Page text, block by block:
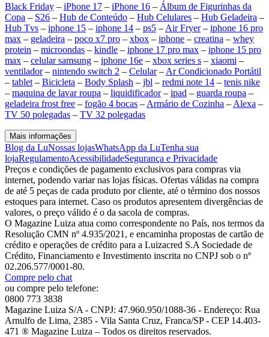
Black Friday – iPhone 17 – iPhone 16 – Álbum de Figurinhas da
Copa – S26 – Hub de Conteúdo – Hub Celulares – Hub Geladeira –
Hub Tvs – iphone 15 – iphone 14 – ps5 – Air Fryer– iphone 16 pro
max – geladeira – poco x7 pro – xbox – iphone – creatina – whey
protein – microondas – kindle – iphone 17 pro max – iphone 15 pro
max – celular samsung – iphone 16e – xbox series s – xiaomi –
ventilador– nintendo switch 2 – Celular– Ar Condicionado Portátil
– tablet – Bicicleta – Body Splash – jbl – redmi note 14 – tenis nike
– maquina de lavar roupa – liquidificador– ipad – guarda roupa –
geladeira frost free – fogão 4 bocas – Armário de Cozinha – Alexa –
TV 50 polegadas – TV 32 polegadas
Mais informações
Blog da LuNossas lojasWhatsApp da LuTenha sua
lojaRegulamentoAcessibilidadeSegurança e Privacidade
Preços e condições de pagamento exclusivos para compras via
internet, podendo variar nas lojas físicas. Ofertas válidas na compra
de até 5 peças de cada produto por cliente, até o término dos nossos
estoques para internet. Caso os produtos apresentem divergências de
valores, o preço válido é o da sacola de compras.
O Magazine Luiza atua como correspondente no País, nos termos da
Resolução CMN nº 4.935/2021, e encaminha propostas de cartão de
crédito e operações de crédito para a Luizacred S.A Sociedade de
Crédito, Financiamento e Investimento inscrita no CNPJ sob o nº
02.206.577/0001-80.
Compre pelo chat
ou compre pelo telefone:
0800 773 3838
Magazine Luiza S/A - CNPJ: 47.960.950/1088-36 - Endereço: Rua
Arnulfo de Lima, 2385 - Vila Santa Cruz, Franca/SP - CEP 14.403-
471 ® Magazine Luiza – Todos os direitos reservados.